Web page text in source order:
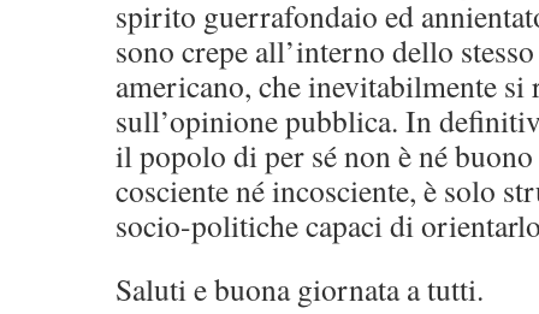
spirito guerrafondaio ed
sono crepe all’interno dello
americano, che inevitabilmente
sull’opinione pubblica. In
il popolo di per sé non è né
cosciente né incosciente, è solo
socio-politiche capaci di
Saluti e buona giornata a tutti.